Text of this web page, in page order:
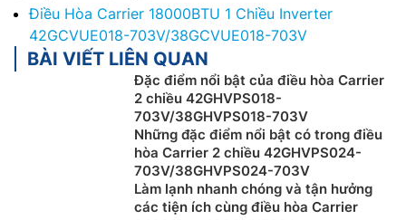
Điều Hòa Carrier 18000BTU 1 Chiều Inverter
42GCVUE018-703V/38GCVUE018-703V
BÀI VIẾT LIÊN QUAN
Đặc điểm nổi bật của điều hòa Carrier
2 chiều 42GHVPS018-
703V/38GHVPS018-703V
Những đặc điểm nổi bật có trong điều
hòa Carrier 2 chiều 42GHVPS024-
703V/38GHVPS024-703V
Làm lạnh nhanh chóng và tận hưởng
các tiện ích cùng điều hòa Carrier